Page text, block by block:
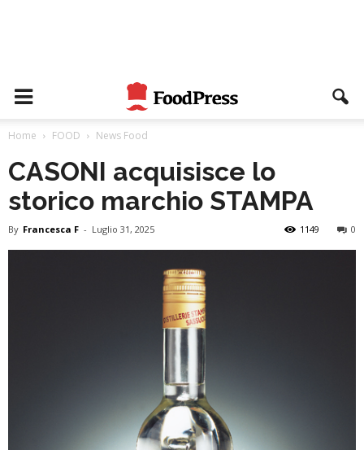
Home FOOD News Food
CASONI acquisisce lo
storico marchio STAMPA
By Francesca F - Luglio 31, 2025 0
1149